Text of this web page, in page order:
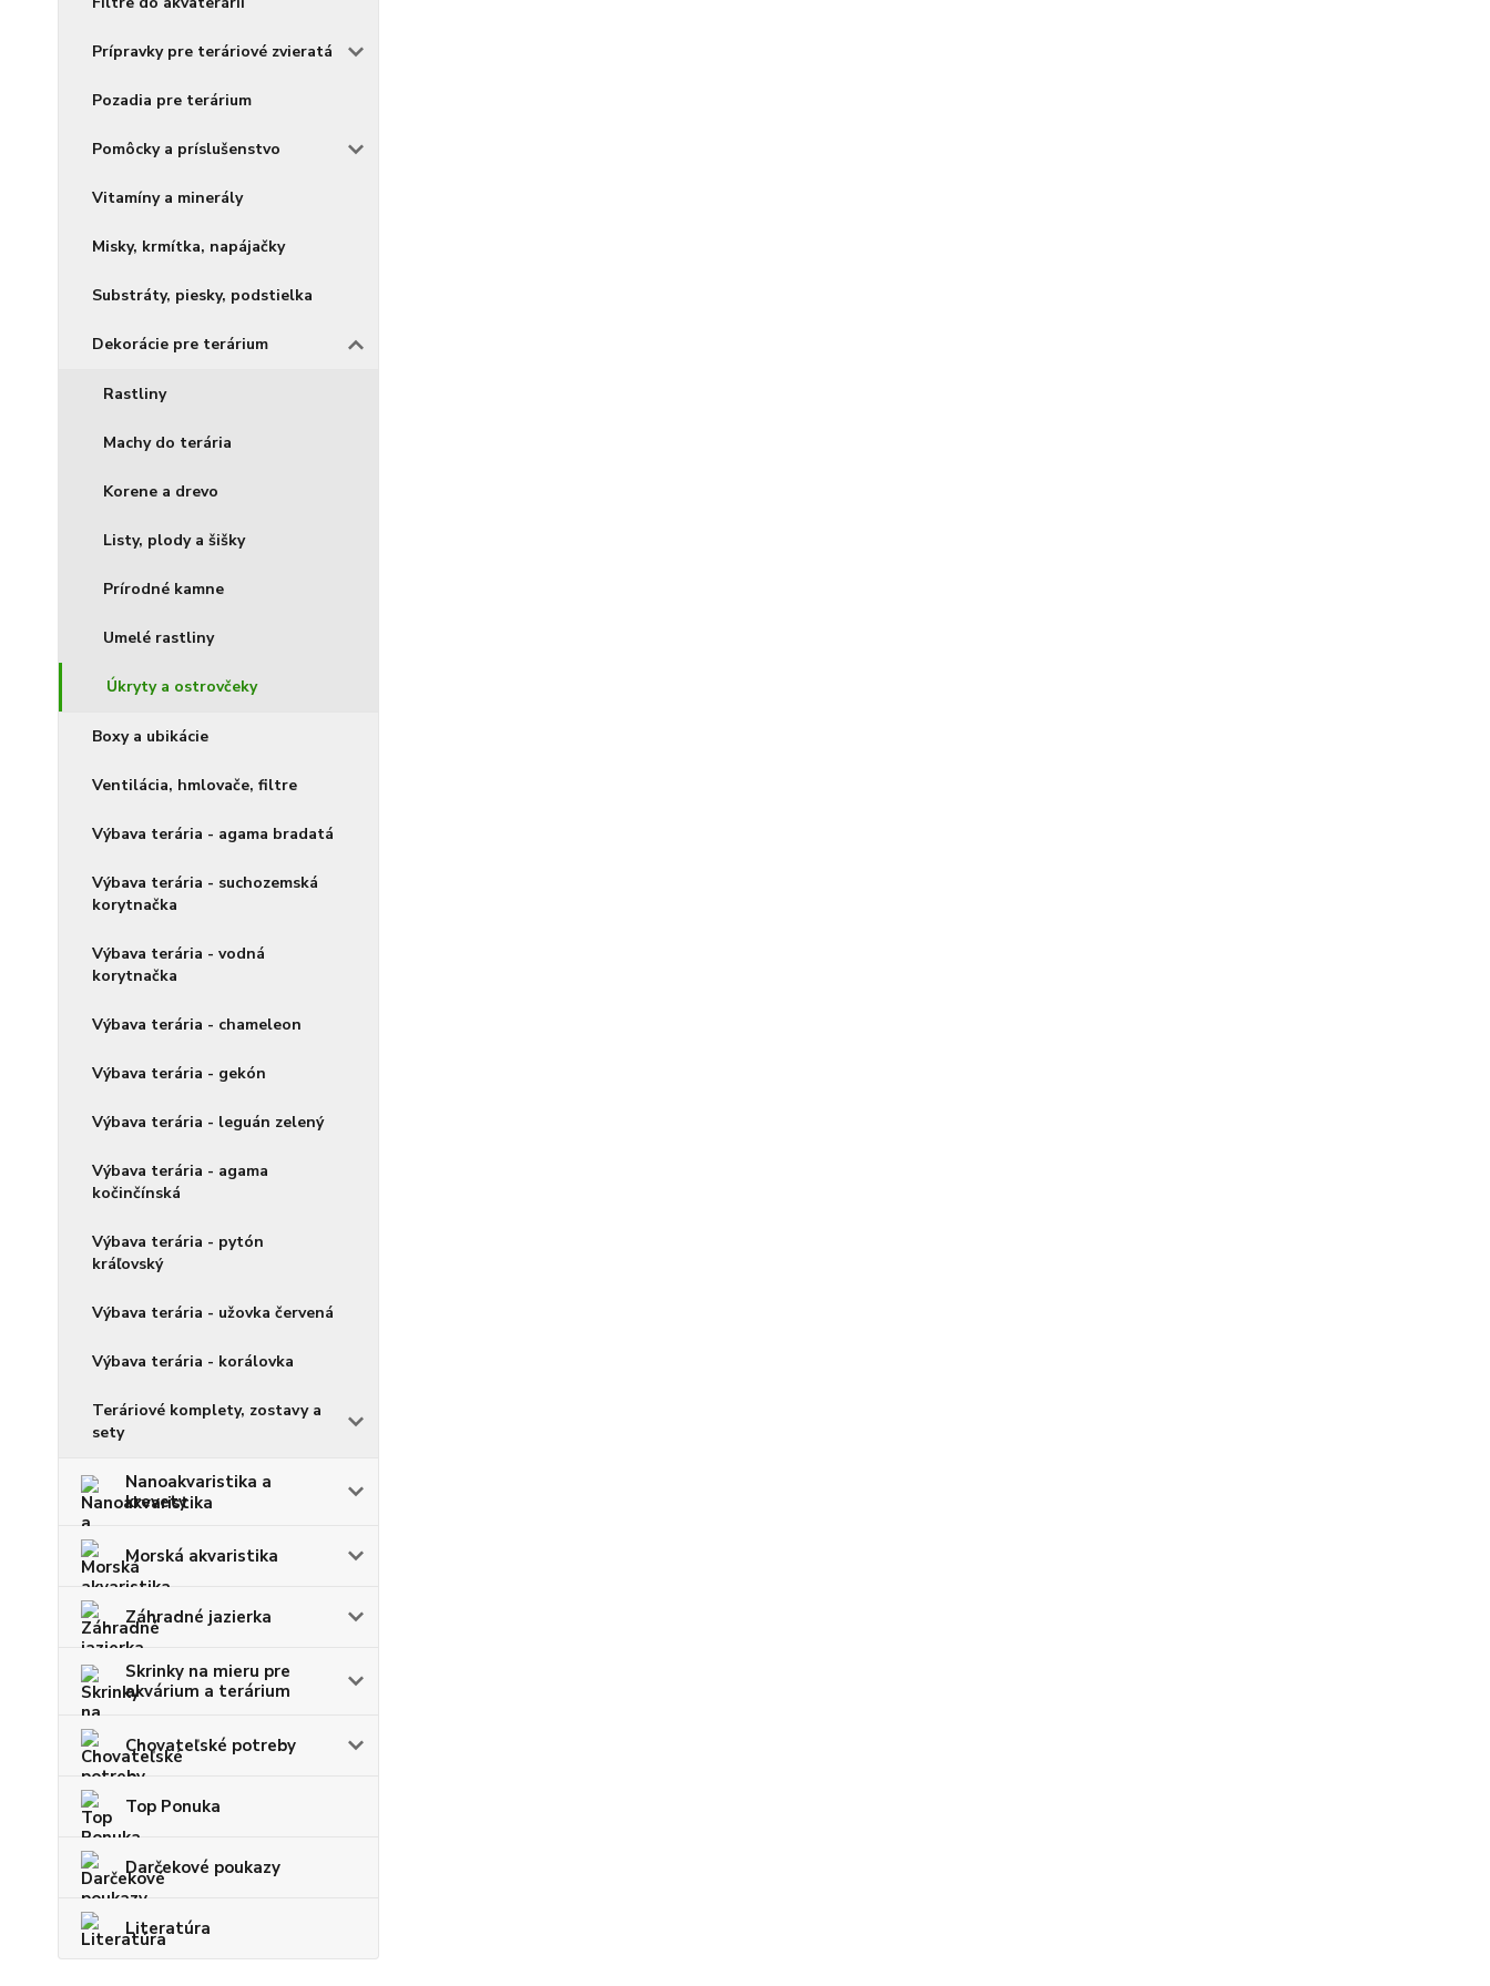
Prípravky pre teráriové zvieratá
Pozadia pre terárium
Pomôcky a príslušenstvo
Vitamíny a minerály
Misky, krmítka, napájačky
Substráty, piesky, podstielka
Dekorácie pre terárium
Rastliny
Machy do terária
Korene a drevo
Listy, plody a šišky
Prírodné kamne
Umelé rastliny
Úkryty a ostrovčeky
Boxy a ubikácie
Ventilácia, hmlovače, filtre
Výbava terária - agama bradatá
Výbava terária - suchozemská
korytnačka
Výbava terária - vodná
korytnačka
Výbava terária - chameleon
Výbava terária - gekón
Výbava terária - leguán zelený
Výbava terária - agama
kočinčínská
Výbava terária - pytón
kráľovský
Výbava terária - užovka červená
Výbava terária - korálovka
Teráriové komplety, zostavy a
sety
Nanoakvaristika a
krevety
Morská akvaristika
Záhradné jazierka
Skrinky na mieru pre
akvárium a terárium
Chovateľské potreby
Top Ponuka
Darčekové poukazy
Literatúra